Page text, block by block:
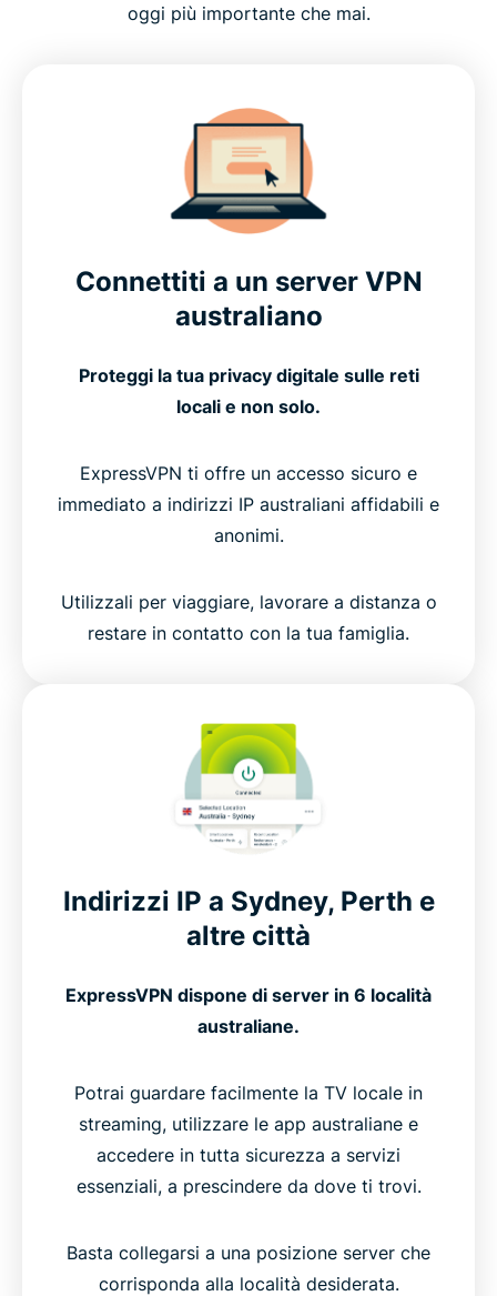
oggi più importante che mai.
Connettiti a un server VPN
australiano
Proteggi la tua privacy digitale sulle reti
locali e non solo.
ExpressVPN ti offre un accesso sicuro e
immediato a indirizzi IP australiani affidabili e
anonimi.
Utilizzali per viaggiare, lavorare a distanza o
restare in contatto con la tua famiglia.
Indirizzi IP a Sydney, Perth e
altre città
ExpressVPN dispone di server in 6 località
australiane.
Potrai guardare facilmente la TV locale in
streaming, utilizzare le app australiane e
accedere in tutta sicurezza a servizi
essenziali, a prescindere da dove ti trovi.
Basta collegarsi a una posizione server che
corrisponda alla località desiderata.